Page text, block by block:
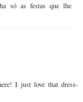
só as festas que lhe
I just love that dress-